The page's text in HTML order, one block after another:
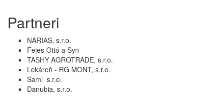
Partneri
NARIAS, s.r.o.
Fejes Ottó a Syn
TASHY AGROTRADE, s.r.o.
Lekáreň - RG MONT, s.r.o.
Sami s.r.o.
Danubia, s.r.o.